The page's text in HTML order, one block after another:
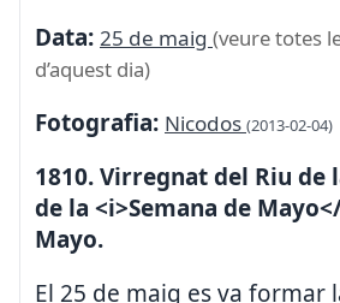
Data: 25 de maig (veure totes
d’aquest dia)
Fotografia: Nicodos (2013-02-04)
1810. Virregnat del Riu de
de la <i>Semana de
Mayo.
El 25 de maig es va formar